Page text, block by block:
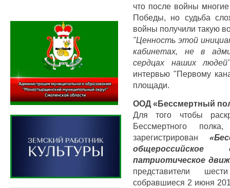
что после войны
Победы, но судьба
войны получили такую
"Ценность этой
кабинетах, не в
сердцах наших
интервью "Первому
площади.
ООД «Бессмертный
Для того чтобы
Бессмертного
зарегистрирован
общероссийское
патриотическое
представители
собравшиеся 2 июня